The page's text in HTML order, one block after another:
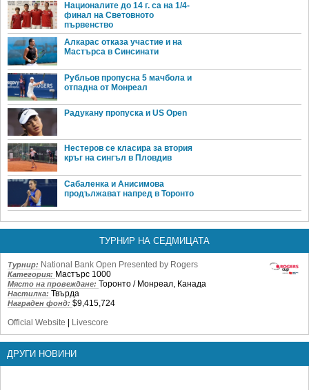
Националите до 14 г. са на 1/4-
финал на Световното
първенство
Алкарас отказа участие и на
Мастърса в Синсинати
Рубльов пропусна 5 мачбола и
отпадна от Монреал
Радукану пропуска и US Open
Нестеров се класира за втория
кръг на сингъл в Пловдив
Сабаленка и Анисимова
продължават напред в Торонто
ТУРНИР НА СЕДМИЦАТА
Турнир: National Bank Open Presented by Rogers
Категория: Мастърс 1000
Място на провеждане: Торонто / Монреал, Канада
Настилка: Твърда
Награден фонд: $9,415,724
Official Website
Livescore
ДРУГИ НОВИНИ